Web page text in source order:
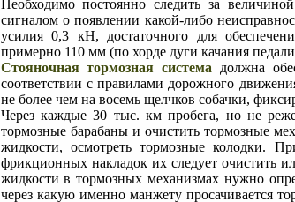
Необходимо постоянно следить за
сигналом о появлении какой-либо
усилия 0,3 кН, достаточного для
примерно 110 мм (по хорде дуги качания
Стояночная тормозная система должна
соответствии с правилами дорожного
не более чем на восемь щелчков собачки,
Через каждые 30 тыс. км пробега, но не
тормозные барабаны и очистить тормозные
жидкости, осмотреть тормозные колодки.
фрикционных накладок их следует очистить
жидкости в тормозных механизмах нужно
через какую именно манжету просачивается